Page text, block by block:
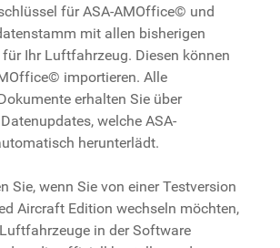
für ASA-AMOffice© und
mit allen bisherigen
Ihr Luftfahrzeug. Diesen können
importieren. Alle
erhalten Sie über
welche ASA-
herunterlädt.
Sie, wenn Sie von einer Testversion
Aircraft Edition wechseln möchten,
in der Software